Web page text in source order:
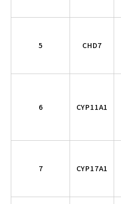
5 CHD7
6 CYP11A1
7 CYP17A1